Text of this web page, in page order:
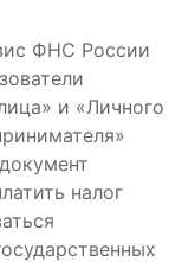
ФНС России
и «Личного
налог